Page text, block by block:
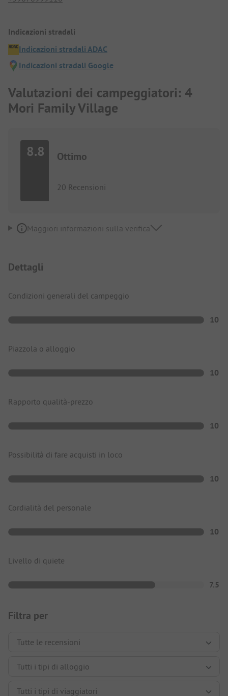
Indicazioni stradali
Indicazioni stradali ADAC
Indicazioni stradali Google
Valutazioni dei campeggiatori: 4
Mori Family Village
8.8 Ottimo
20 Recensioni
Maggiori informazioni sulla verifica
Dettagli
Condizioni generali del campeggio
10
Piazzola o alloggio
10
Rapporto qualità-prezzo
10
Possibilità di fare acquisti in loco
10
Cordialità del personale
10
Livello di quiete
7.5
Filtra per